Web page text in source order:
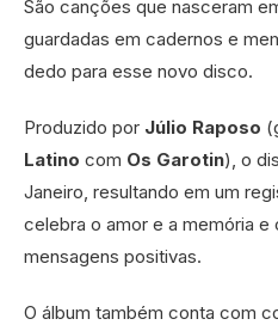
São canções que nasceram
guardadas em cadernos e
dedo para esse novo disco.
Produzido por Júlio Raposo
Latino com Os Garotin), o
Janeiro, resultando em um
celebra o amor e a memória
mensagens positivas.
O álbum também conta com